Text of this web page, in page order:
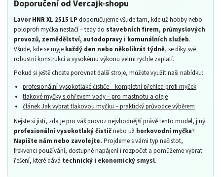
skvělý na rovné plochy, kde sníží rozstřik vody a udrží okolí čistší.
Rádi vám doporučíme konkrétní příslušenství podle typu provozu.
Ano, v případě potíží vám pomůžeme sdiagnostikou problému
vhodné servisní středisko. Cílem je, aby myčka fungovala
dlouhodobě, ne jen první sezónu. V rámci Vercajk-shopu vám
umíme poradit i s údržbou a správným provozem, aby se závady
neopakovaly.
Doporučení od Vercajk-shopu
Lavor HNR XL 2515 LP doporučujeme všude tam, kde už hobby nebo
poloprofi myčka nestačí – tedy do stavebních firem, průmyslových
provozů, zemědělství, autodopravy i komunálních služeb.
Všude, kde se myje každý den nebo několikrát týdně, se díky své
robustní konstrukci a vysokému výkonu velmi rychle zaplatí.
Pokud si ještě chcete porovnat další stroje, můžete využít naši nabídku:
profesionální vysokotlaké čističe – kompletní přehled profi myček
tlakové myčky s ohřevem vody – pro mastnotu a oleje
článek Jak vybrat tlakovou myčku – praktický průvodce výběrem
Nejste si jistí, zda je pro váš provoz nejvhodnější právě tento model, jiný
profesionální vysokotlaký čističnebo už horkovodní myčka?
Napište nám nebo zavolejte. Projdeme s vámi typ nečistot,
frekvenci používání, dostupné napájení i rozpočet a pomůžeme vybrat
řešení, které dává technický i ekonomický smysl.